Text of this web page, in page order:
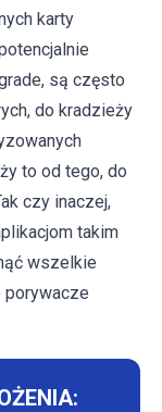
karty
są często
do kradzieży
to od tego, do
czy inaczej,
takim
wszelkie
porywacze